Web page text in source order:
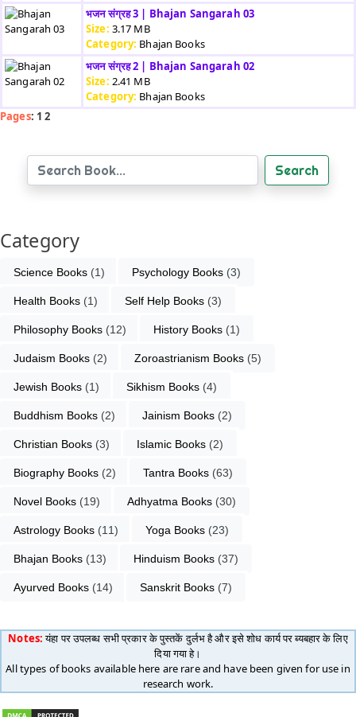
भजन संग्रह 3 | Bhajan Sangarah 03
Size: 3.17 MB
Category: Bhajan Books
भजन संग्रह 2 | Bhajan Sangarah 02
Size: 2.41 MB
Category: Bhajan Books
Pages: 1 2
Search
Category
Science Books (1) Psychology Books (3)
Health Books (1) Self Help Books (3)
Philosophy Books (12) History Books (1)
Judaism Books (2) Zoroastrianism Books (5)
Jewish Books (1) Sikhism Books (4)
Buddhism Books (2) Jainism Books (2)
Christian Books (3) Islamic Books (2)
Biography Books (2) Tantra Books (63)
Novel Books (19) Adhyatma Books (30)
Astrology Books (11) Yoga Books (23)
Bhajan Books (13) Hinduism Books (37)
Ayurved Books (14) Sanskrit Books (7)
Notes:यंहा पर उपलब्ध सभी प्रकार के पुस्तकें दुर्लभ है और इसे शोध कार्य पर ब्यबहार के लिए
दिया गया हे।
All types of books available here are rare and have been given for use in
research work.